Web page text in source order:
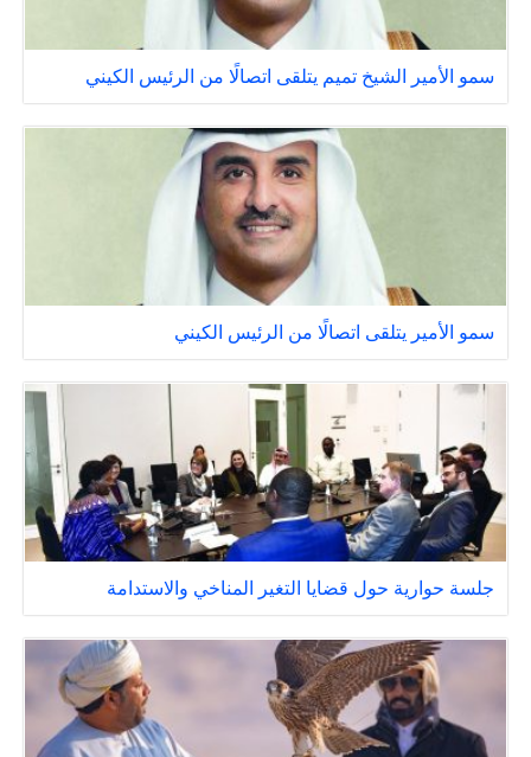
سمو الأمير الشيخ تميم يتلقى اتصالًا من الرئيس الكيني
سمو الأمير يتلقى اتصالًا من الرئيس الكيني
جلسة حوارية حول قضايا التغير المناخي والاستدامة